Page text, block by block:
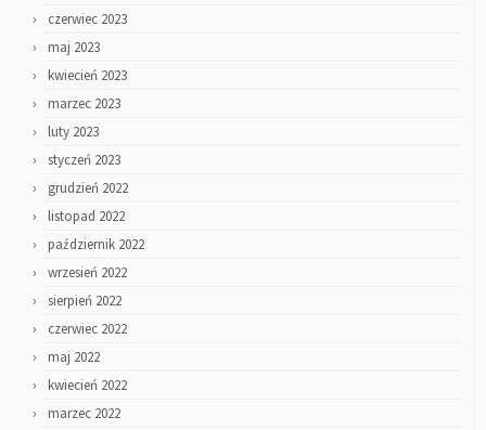
czerwiec 2023
maj 2023
kwiecień 2023
marzec 2023
luty 2023
styczeń 2023
grudzień 2022
listopad 2022
październik 2022
wrzesień 2022
sierpień 2022
czerwiec 2022
maj 2022
kwiecień 2022
marzec 2022